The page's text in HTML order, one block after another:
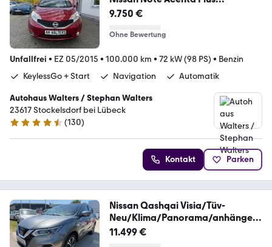
Automatik - Navi - KeylessGo
9.750 €
Ohne Bewertung
Unfallfrei • EZ 05/2015 • 100.000 km • 72 kW (98 PS) • Benzin
KeylessGo + Start
Navigation Automatik
Autohaus Walters / Stephan Walters
23617 Stockelsdorf bei Lübeck
4.6 Sterne
(130)
Kontakt Parken
Nissan Qashqai Visia/Tüv-
Neu/Klima/Panorama/anhängerk
up
11.499 €